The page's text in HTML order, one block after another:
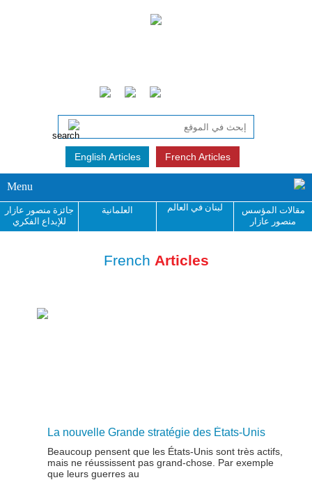
English Articles French Articles
Menu
مقالات المؤسس
منصور عازار
لبنان في العالم العلمانية
جائزة منصور عازار
للإبداع الفكري
French Articles
La nouvelle Grande stratégie des États-Unis
Beaucoup pensent que les États-Unis sont très actifs,
mais ne réussissent pas grand-chose. Par exemple
que leurs guerres au